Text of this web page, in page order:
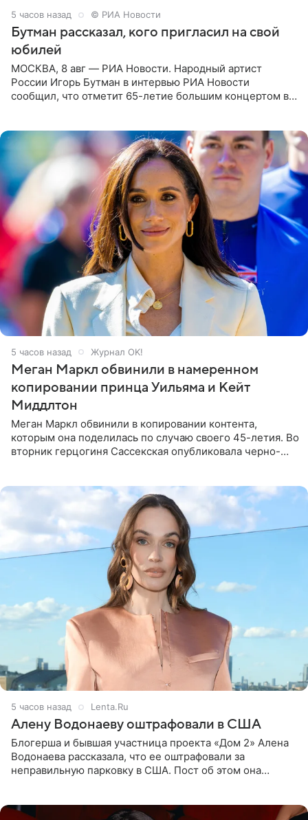
5 часов назад © РИА Новости
Бутман рассказал, кого пригласил на свой
юбилей
МОСКВА, 8 авг — РИА Новости. Народный артист
России Игорь Бутман в интервью РИА Новости
сообщил, что отметит 65-летие большим концертом в
5 часов назад Журнал OK!
Меган Маркл обвинили в намеренном
копировании принца Уильяма и Кейт
Миддлтон
Меган Маркл обвинили в копировании контента,
которым она поделилась по случаю своего 45-летия. Во
вторник герцогиня Сассекская опубликовала черно-
5 часов назад Lenta.Ru
Алену Водонаеву оштрафовали в США
Блогерша и бывшая участница проекта «Дом 2» Алена
Водонаева рассказала, что ее оштрафовали за
неправильную парковку в США. Пост об этом она